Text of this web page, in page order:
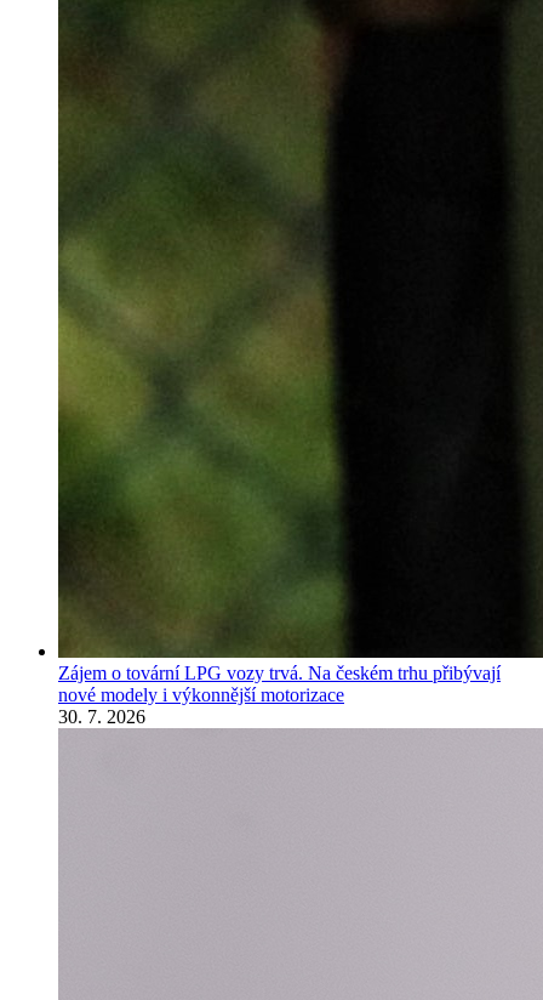
Zájem o tovární LPG vozy trvá. Na českém trhu přibývají
nové modely i výkonnější motorizace
30. 7. 2026